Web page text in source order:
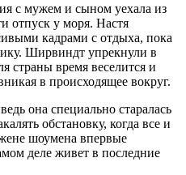
с мужем и сыном уехала из
отпуск у моря. Настя
кадрами с отдыха, пока
Ширвиндт упрекнули в
страны время веселится и
в происходящее вокруг.
она специально старалась
обстановку, когда все и
шоумена впервые
деле живет в последние